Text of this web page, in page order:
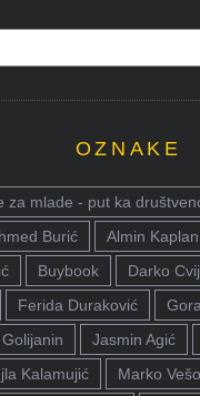
OZNAKE
za mlade - put ka
Burić Almin Kaplan
Buybook Darko
Ferida Duraković
Jasmin Agić
Kalamujić Marko